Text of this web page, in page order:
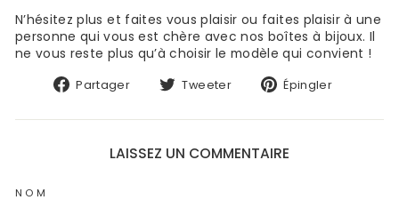
N’hésitez plus et faites vous plaisir ou faites plaisir à une
personne qui vous est chère avec nos boîtes à bijoux. Il
ne vous reste plus qu’à choisir le modèle qui convient !
Partager
Partager
Facebook
Tweeter
Tweeter
Twitter
Épingler
LAISSEZ UN COMMENTAIRE
NOM